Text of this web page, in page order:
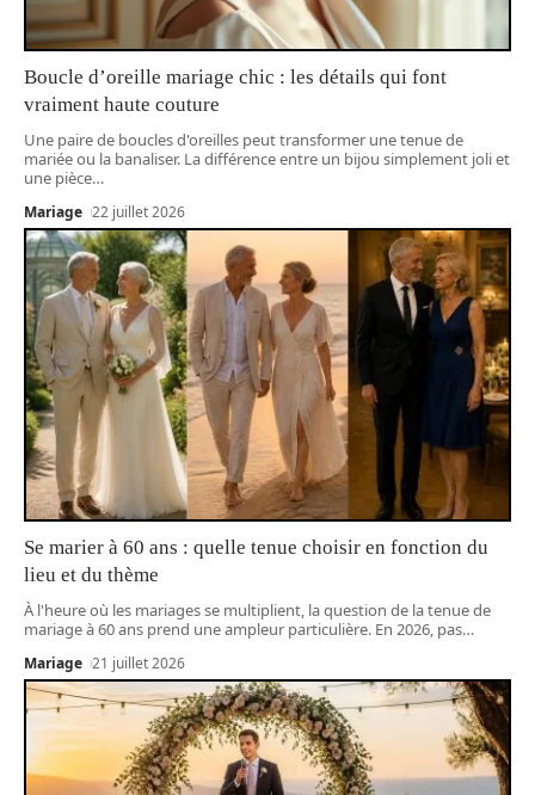
Boucle d’oreille mariage chic : les détails qui font
vraiment haute couture
Une paire de boucles d'oreilles peut transformer une tenue de
mariée ou la banaliser. La différence entre un bijou simplement joli et
une pièce…
Mariage 22 juillet 2026
Se marier à 60 ans : quelle tenue choisir en fonction du
lieu et du thème
À l'heure où les mariages se multiplient, la question de la tenue de
mariage à 60 ans prend une ampleur particulière. En 2026, pas…
Mariage 21 juillet 2026